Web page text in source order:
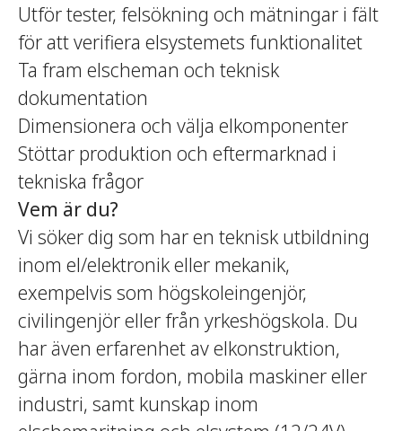
Utför tester, felsökning och mätningar i fält
för att verifiera elsystemets funktionalitet
Ta fram elscheman och teknisk
dokumentation
Dimensionera och välja elkomponenter
Stöttar produktion och eftermarknad i
tekniska frågor
Vem är du?
Vi söker dig som har en teknisk utbildning
inom el/elektronik eller mekanik,
exempelvis som högskoleingenjör,
civilingenjör eller från yrkeshögskola. Du
har även erfarenhet av elkonstruktion,
gärna inom fordon, mobila maskiner eller
industri, samt kunskap inom